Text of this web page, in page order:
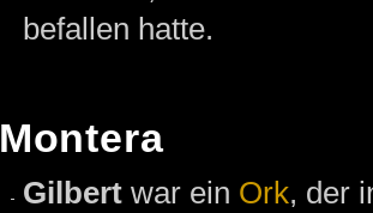
befallen hatte.
Montera
Gilbert war ein Ork, der